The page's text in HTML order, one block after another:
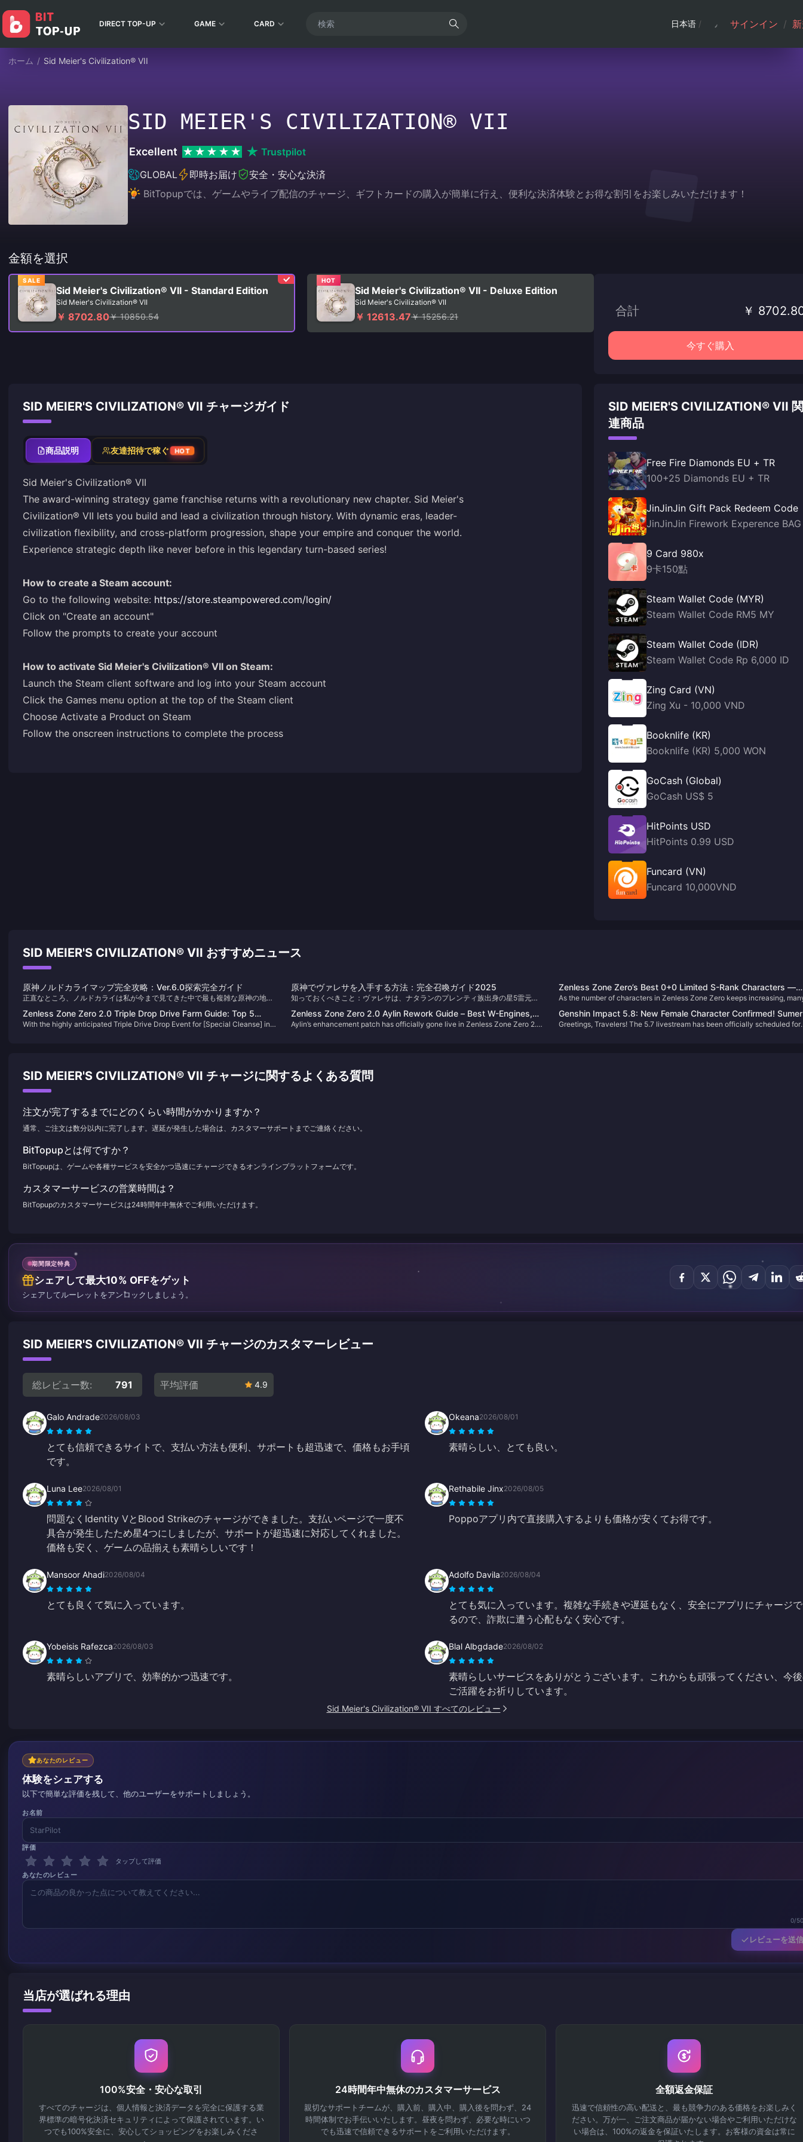
DIRECT TOP-UP GAME CARD 日本语 / サインイン /
ホーム / Sid Meier's Civilization® VII
SID MEIER'S CIVILIZATION® VII
Excellent
Trustpilot
GLOBAL
即時お届け
安全・安心な決済
BitTopupでは、ゲームやライブ配信のチャージ、ギフトカードの購入が簡単に行え、便利な決済体験とお得な割引をお楽しみいただけます！
金額を選択
SALE
Sid Meier's Civilization® VII - Standard Edition
Sid Meier's Civilization® VII
￥ 8702.80￥ 10850.54
HOT
Sid Meier's Civilization® VII - Deluxe Edition
Sid Meier's Civilization® VII
￥ 12613.47￥ 15256.21 合計 ￥
今すぐ購入
SID MEIER'S CIVILIZATION® VII チャージガイド
商品説明 友達招待で稼ぐ HOT
Sid Meier's Civilization® VII
The award-winning strategy game franchise returns with a revolutionary new chapter. Sid Meier's
Civilization® VII lets you build and lead a civilization through history. With dynamic eras, leader-
civilization flexibility, and cross-platform progression, shape your empire and conquer the world.
Experience strategic depth like never before in this legendary turn-based series!
How to create a Steam account:
Go to the following website: https://store.steampowered.com/login/
Click on "Create an account"
Follow the prompts to create your account
How to activate Sid Meier's Civilization® VII on Steam:
Launch the Steam client software and log into your Steam account
Click the Games menu option at the top of the Steam client
Choose Activate a Product on Steam
Follow the onscreen instructions to complete the process
SID MEIER'S CIVILIZATION® VII 関
連商品
Free Fire Diamonds EU + TR
100+25 Diamonds EU + TR
JinJinJin Gift Pack Redeem Code
JinJinJin Firework Experence BAG
9 Card 980x
9卡150點
Steam Wallet Code (MYR)
Steam Wallet Code RM5 MY
Steam Wallet Code (IDR)
Steam Wallet Code Rp 6,000 ID
Zing Card (VN)
Zing Xu - 10,000 VND
Booknlife (KR)
Booknlife (KR) 5,000 WON
GoCash (Global)
GoCash US$ 5
HitPoints USD
HitPoints 0.99 USD
Funcard (VN)
Funcard 10,000VND
SID MEIER'S CIVILIZATION® VII おすすめニュース
原神ノルドカライマップ完全攻略：Ver.6.0探索完全ガイド
正直なところ、ノルドカライは私が今まで見てきた中で最も複雑な原神の地域
相メカニズムを持つだけでなく、数百もの宝箱が隠されています。七国初の直
属地域として、時間をかけてじっくり探索する価値は十分にあります。
原神でヴァレサを入手する方法：完全召喚ガイド2025
知っておくべきこと：ヴァレサは、ナタランのプレンティ族出身の星5雷元素
て引く必要があり、90連で星5が確定し、74連からソフト天井が始まります。
Zenless Zone Zero’s Best 0+0 Limited S-Rank Characters —
Max Value！
As the number of characters in Zenless Zone Zero keeps increasing,
take a look at several limited S-rank characters who are fully viable at 0
constellations with no signature weapon—offering incredible value and
Zenless Zone Zero 2.0 Triple Drop Drive Farm Guide: Top 5
Most Worthwhile Instances to Grind
With the highly anticipated Triple Drive Drop Event for [Special Cleanse] in
Zenless Zone Zero 2.0 Aylin Rework Guide – Best W-Engines,
Disk Drives & Team Comps
Aylin’s enhancement patch has officially gone live in Zenless Zone Zero 2.0,
Genshin Impact 5.8: New Female Character Confirmed!
+ Fontaine Dual Banner Incoming!
Greetings, Travelers! The 5.7 livestream has been officially scheduled for
SID MEIER'S CIVILIZATION® VII チャージに関するよくある質問
注文が完了するまでにどのくらい時間がかかりますか？
通常、ご注文は数分以内に完了します。遅延が発生した場合は、カスタマーサポートまでご連絡ください。
BitTopupとは何ですか？
BitTopupは、ゲームや各種サービスを安全かつ迅速にチャージできるオンラインプラットフォームです。
カスタマーサービスの営業時間は？
BitTopupのカスタマーサービスは24時間年中無休でご利用いただけます。
期間限定特典
シェアして最大10% OFFをゲット
シェアしてルーレットをアンロックしましょう。
SID MEIER'S CIVILIZATION® VII チャージのカスタマーレビュー
総レビュー数: 791 平均評価 4.9
Galo Andrade2026/08/03
とても信頼できるサイトで、支払い方法も便利、サポートも超迅速で、価格もお手頃
です。
Okeana2026/08/01
素晴らしい、とても良い。
Luna Lee2026/08/01
問題なくIdentity VとBlood Strikeのチャージができました。支払いページで一度不
具合が発生したため星4つにしましたが、サポートが超迅速に対応してくれました。
価格も安く、ゲームの品揃えも素晴らしいです！
Rethabile Jinx2026/08/05
Poppoアプリ内で直接購入するよりも価格が安くてお得です。
Mansoor Ahadi2026/08/04
とても良くて気に入っています。
Adolfo Davila2026/08/04
とても気に入っています。複雑な手続きや遅延もなく、安全にアプリにチャージ
るので、詐欺に遭う心配もなく安心です。
Yobeisis Rafezca2026/08/03
素晴らしいアプリで、効率的かつ迅速です。
Blal Albgdade2026/08/02
素晴らしいサービスをありがとうございます。これからも頑張ってください、今
ご活躍をお祈りしています。
Sid Meier's Civilization® VII すべてのレビュー
あなたのレビュー
体験をシェアする
以下で簡単な評価を残して、他のユーザーをサポートしましょう。
お名前
評価
タップして評価
あなたのレビュー
0/
レビューを送信
当店が選ばれる理由
100%安全・安心な取引
すべてのチャージは、個人情報と決済データを完全に保護する業
界標準の暗号化決済セキュリティによって保護されています。い
つでも100%安全に、安心してショッピングをお楽しみくださ
24時間年中無休のカスタマーサービス
親切なサポートチームが、購入前、購入中、購入後を問わず、24
時間体制でお手伝いいたします。昼夜を問わず、必要な時にいつ
でも迅速で信頼できるサポートをご利用いただけます。
全額返金保証
迅速で信頼性の高い配送と、最も競争力のある価格をお楽しみく
ださい。万が一、ご注文商品が届かない場合やご利用いただけな
い場合は、100%の返金を保証いたします。お客様の資金は常に